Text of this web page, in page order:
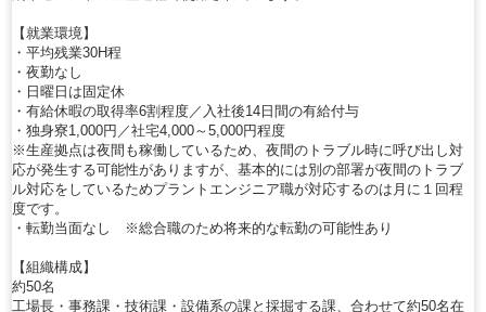
【就業環境】
・平均残業30H程
・夜勤なし
・日曜日は固定休
・有給休暇の取得率6割程度／入社後14日間の有給付与
・独身寮1,000円／社宅4,000～5,000円程度
※生産拠点は夜間も稼働しているため、夜間のトラブル時に呼び出し対
応が発生する可能性がありますが、基本的には別の部署が夜間のトラブ
ル対応をしているためプラントエンジニア職が対応するのは月に１回程
度です。
・転勤当面なし ※総合職のため将来的な転勤の可能性あり
【組織構成】
約50名
工場長・事務課・技術課・設備系の課と採掘する課、合わせて約50名在